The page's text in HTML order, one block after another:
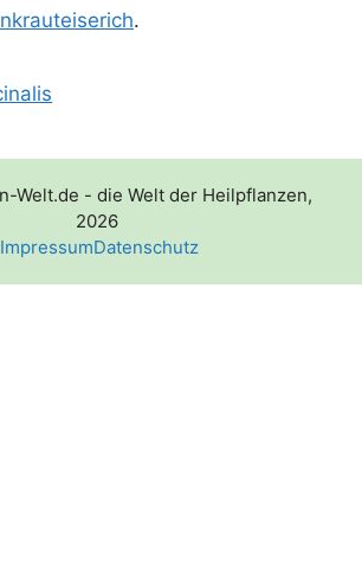
.
Welt.de - die Welt der Heilpflanzen,
2026
ImpressumDatenschutz